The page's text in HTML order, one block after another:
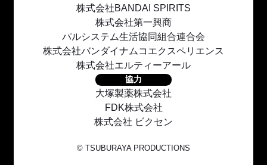
株式会社BANDAI SPIRITS
株式会社第一興商
パルシステム生活協同組合連合会
株式会社バンダイナムコエクスペリエンス
株式会社エルティーアール
協力
大塚製薬株式会社
FDK株式会社
株式会社 ビクセン
© TSUBURAYA PRODUCTIONS